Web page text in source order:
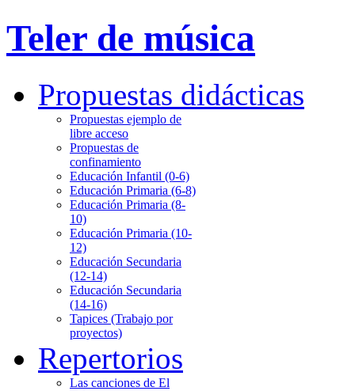
Teler de música
Propuestas didácticas
Propuestas ejemplo de
libre acceso
Propuestas de
confinamiento
Educación Infantil (0-6)
Educación Primaria (6-8)
Educación Primaria (8-
10)
Educación Primaria (10-
12)
Educación Secundaria
(12-14)
Educación Secundaria
(14-16)
Tapices (Trabajo por
proyectos)
Repertorios
Las canciones de El